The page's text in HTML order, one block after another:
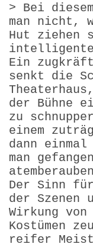
> Bei
man nicht,
Hut ziehen
Ein
senkt die
der Bühne
zu
einem
dann
man
Der Sinn
der Szenen
Wirkung von
Kostümen
reifer